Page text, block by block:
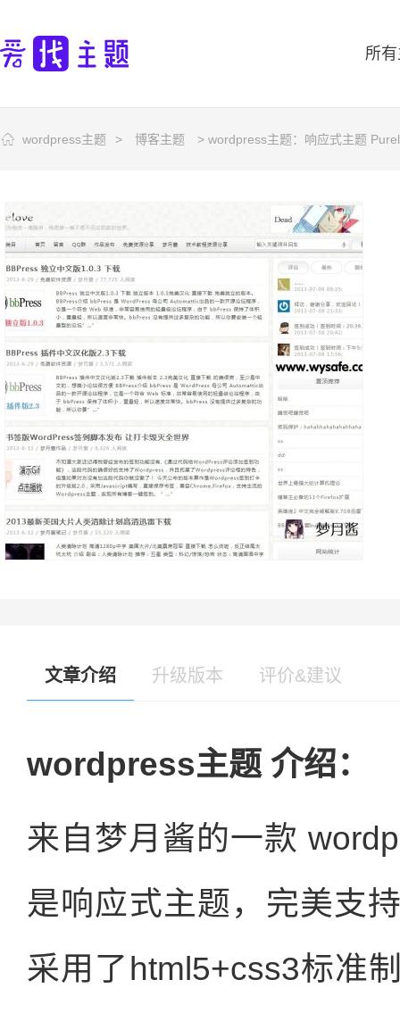
所
wordpress主题 > 博客主题 > wordpress主题：响应式主题
文章介绍 升级版本 评价&建议
wordpress主题 介绍：
来自梦月酱的一款
是响应式主题，完美支
采用了html5+css3标准